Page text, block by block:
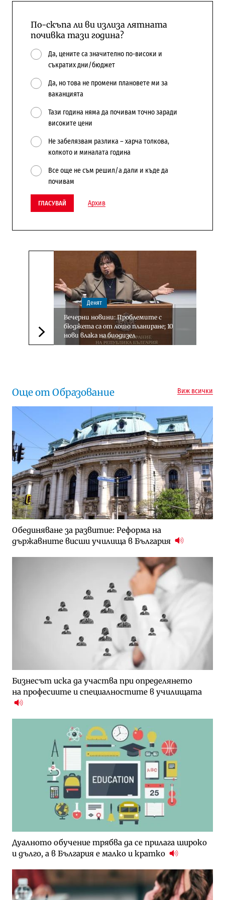
По-скъпа ли ви излиза лятната
почивка тази година?
Да, цените са значително по-високи и
съкратих дни/бюджет
Да, но това не промени плановете ми за
ваканцията
Тази година няма да почивам точно заради
високите цени
Не забелязвам разлика – харча толкова,
колкото и миналата година
Все още не съм решил/а дали и къде да
почивам
ГЛАСУВАЙ Архив
Следваща новина
Денят
Вечерни новини: Проблемите с
бюджета са от лошо планиране; 10
нови влака на биодизел
Още от Образование Виж всички
Обединяване за развитие: Реформа на
държавните висши училища в България
Бизнесът иска да участва при определянето
на професиите и специалностите в училищата
Дуалното обучение трябва да се прилага широко
и дълго, а в България е малко и кратко